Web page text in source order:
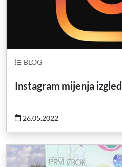
BLOG
Instagram mijenja izgled
26.05.2022